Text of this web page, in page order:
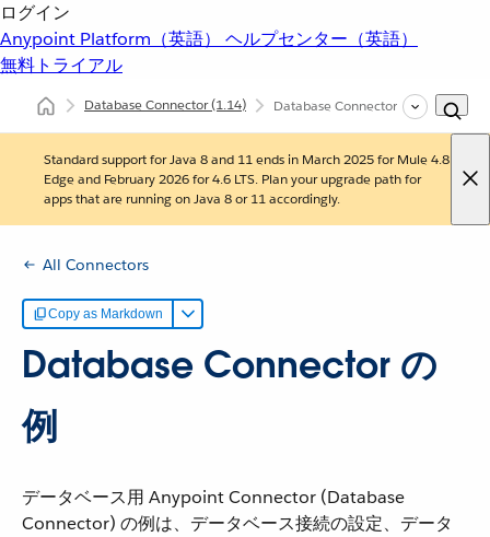
ログイン
Anypoint Platform（英語） ヘルプセンター（英語）
無料トライアル
Database Connector(1.14) Database Connector の例
Standard support for Java 8 and 11 ends in March 2025 for Mule 4.8
Edge and February 2026 for 4.6 LTS. Plan your upgrade path for
apps that are running on Java 8 or 11 accordingly.
All Connectors
Copy as Markdown
Database Connector の
例
データベース用 Anypoint Connector (Database
Connector) の例は、データベース接続の設定、データ